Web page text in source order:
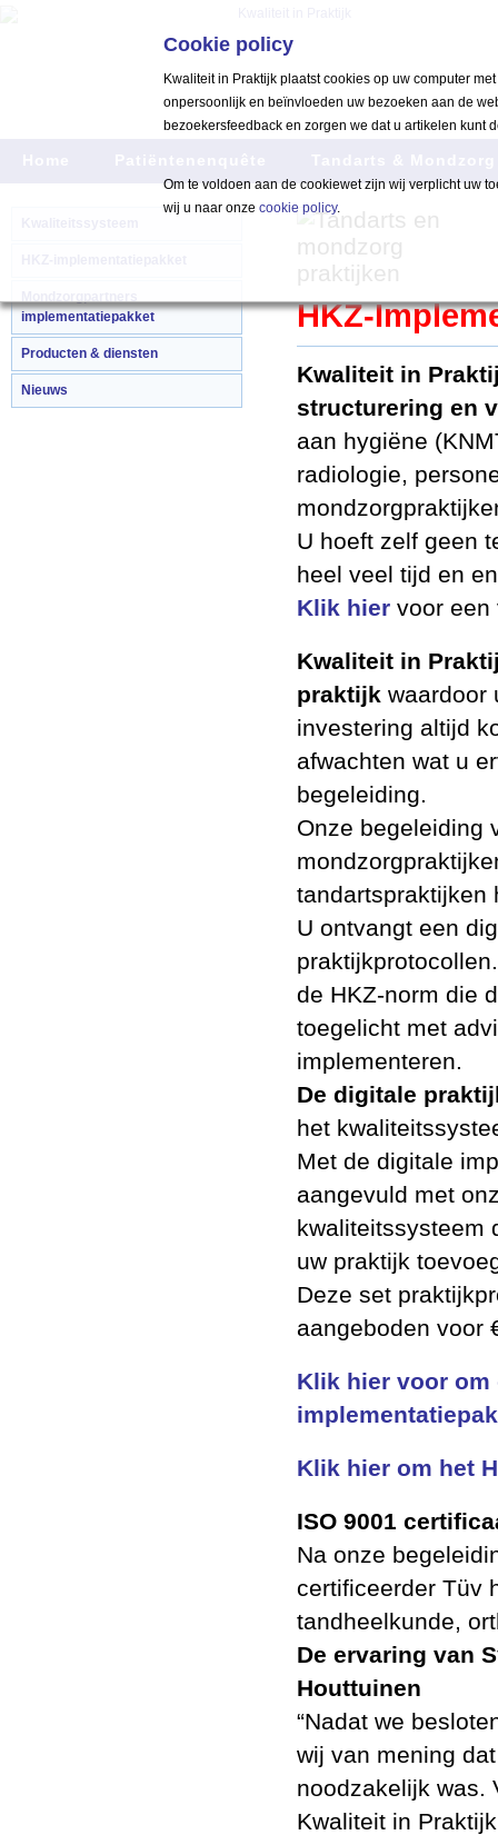
Cookie policy
Kwaliteit in Praktijk plaatst cookies op uw computer
onpersoonlijk en beïnvloeden uw bezoeken aan de
bezoekersfeedback en zorgen we dat u artikelen kunt
Om te voldoen aan de cookiewet zijn wij verplicht uw
wij u naar onze cookie policy.
implementatiepakket
Producten & diensten
Nieuws
HKZ-
Kwaliteit in
structurering en
aan hygiëne (
radiologie,
U hoeft zelf geen
heel veel tijd en
Klik hier voor een
Kwaliteit in
praktijk waardoor
investering altijd
afwachten wat u
begeleiding.
Onze begeleiding
tandartspraktijken
U ontvangt een
de HKZ-norm die
toegelicht met
implementeren.
De digitale
het
Met de digitale
aangevuld met
kwaliteitssysteem
uw praktijk
Deze set
aangeboden voor
Klik hier voor
Klik hier om het
ISO 9001
Na onze
certificeerder Tüv
tandheelkunde,
De ervaring van
Houttuinen
“Nadat we
wij van mening
noodzakelijk was.
Kwaliteit in